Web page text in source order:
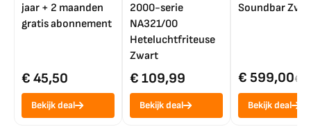
jaar + 2 maanden
gratis abonnement
€ 45,50
Bekijk deal
2000-serie
NA321/00
Heteluchtfriteuse
Zwart
€ 109,99
Bekijk deal
Soundbar
€ 599,00€
Bekijk deal